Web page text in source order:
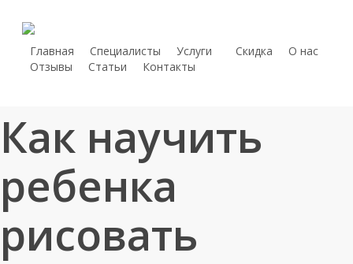
content
Главная Специалисты Услуги Скидка
О нас
Отзывы
Статьи Контакты
Как научить
ребенка
рисовать